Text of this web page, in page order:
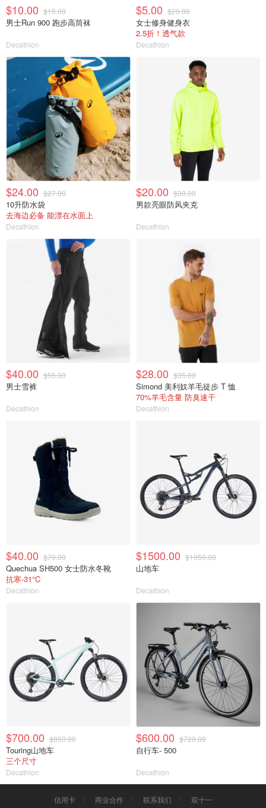
$10.00 $15.00
男士Run 900 跑步高筒袜
Decathlon
$5.00 $20.00
女士修身健身衣
2.5折！透气款
Decathlon
$24.00 $27.00
10升防水袋
去海边必备 能漂在水面上
Decathlon
$20.00 $30.00
男款亮眼防风夹克
Decathlon
$40.00 $55.00
男士雪裤
Decathlon
$28.00 $35.00
Simond 美利奴羊毛徒步 T 恤
70%羊毛含量 防臭速干
Decathlon
$40.00 $70.00
Quechua SH500 女士防水冬靴
抗寒-31°C
Decathlon
$1500.00 $1950.00
山地车
Decathlon
$700.00 $850.00
Touring山地车
三个尺寸
Decathlon
$600.00 $720.00
自行车- 500
Decathlon
信用卡 商业合作 联系我们 双十一